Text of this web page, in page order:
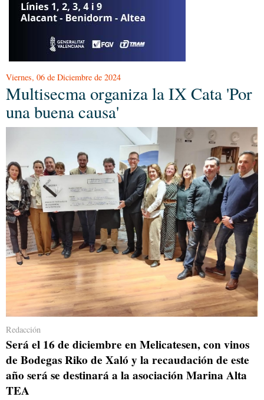
Viernes, 06 de Diciembre de 2024
Multisecma organiza la IX Cata 'Por
una buena causa'
Redacción
Será el 16 de diciembre en Melicatesen, con vinos
de Bodegas Riko de Xaló y la recaudación de este
año será se destinará a la asociación Marina Alta
TEA